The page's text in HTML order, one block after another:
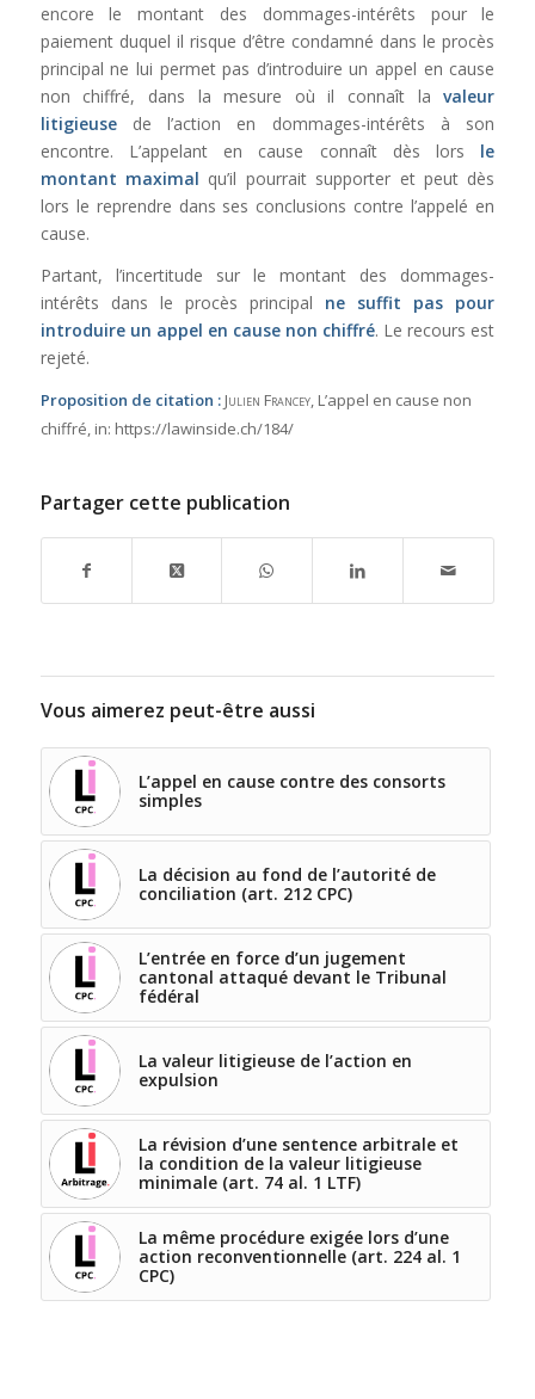
encore le montant des dommages-intérêts pour le
paiement duquel il risque d’être condamné dans le procès
principal ne lui permet pas d’introduire un appel en cause
non chiffré, dans la mesure où il connaît lavaleur
litigieusede l’action en dommages-intérêts à son
encontre. L’appelant en cause connaît dès lors le
montant maximal qu’il pourrait supporter et peut dès
lors le reprendre dans ses conclusions contre l’appelé en
cause.
Partant, l’incertitude sur le montant des dommages-
intérêts dans le procès principal ne suffit pas pour
introduire un appel en cause non chiffré. Le recours est
rejeté.
Proposition de citation : Julien Francey, L’appel en cause non
chiffré, in: https://lawinside.ch/184/
Partager cette publication
Vous aimerez peut-être aussi
L’appel en cause contre des consorts
simples
La décision au fond de l’autorité de
conciliation (art. 212 CPC)
L’entrée en force d’un jugement
cantonal attaqué devant le Tribunal
fédéral
La valeur litigieuse de l’action en
expulsion
La révision d’une sentence arbitrale et
la condition de la valeur litigieuse
minimale (art. 74 al. 1 LTF)
La même procédure exigée lors d’une
action reconventionnelle (art. 224 al. 1
CPC)